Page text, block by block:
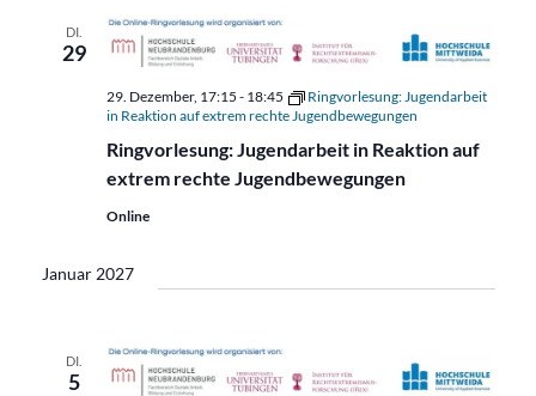
DI.
29
Ringvorlesung: Jugendarbeit in Reaktion auf
extrem rechte Jugendbewegungen
29. Dezember, 17:15 - 18:45
Ringvorlesung: Jugendarbeit
in Reaktion auf extrem rechte Jugendbewegungen
Online
Januar 2027
DI.
5